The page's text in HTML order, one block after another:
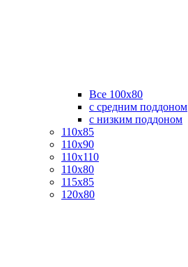
Все 100х80
с средним поддоном
с низким поддоном
110х85
110х90
110х110
110х80
115х85
120х80